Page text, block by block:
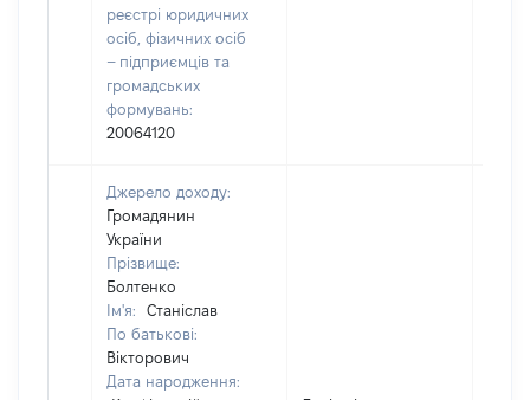
реєстрі юридичних
осіб, фізичних осіб
– підприємців та
громадських
формувань:
20064120
Джерело доходу:
Громадянин
України
Прізвище:
Болтенко
Ім'я:
Станіслав
По батькові:
Вікторович
Дата народження: